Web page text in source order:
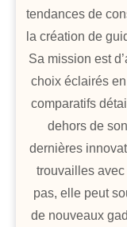
tendances de
la création de
Sa mission est
choix éclairés
comparatifs
dehors de
dernières
trouvailles
pas, elle peut
de nouveaux